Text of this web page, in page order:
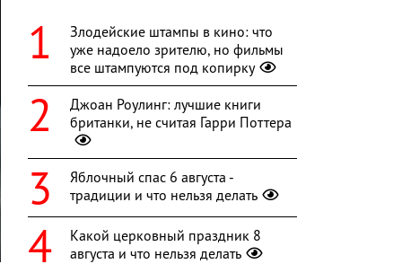
Злодейские штампы в кино: что
уже надоело зрителю, но фильмы
все штампуются под копирку
Джоан Роулинг: лучшие книги
британки, не считая Гарри Поттера
Яблочный спас 6 августа -
традиции и что нельзя делать
Какой церковный праздник 8
августа и что нельзя делать